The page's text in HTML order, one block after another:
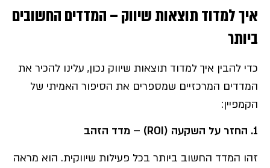
איך למדוד תוצאות שיווק – המדדים החשובים
ביותר
כדי להבין איך למדוד תוצאות שיווק נכון, עלינו להכיר את
המדדים המרכזיים שמספרים את הסיפור האמיתי של
הקמפיין:
1. החזר על השקעה (ROI) –
מדד הזהב
זהו המדד החשוב ביותר בכל פעילות שיווקית. הוא מראה